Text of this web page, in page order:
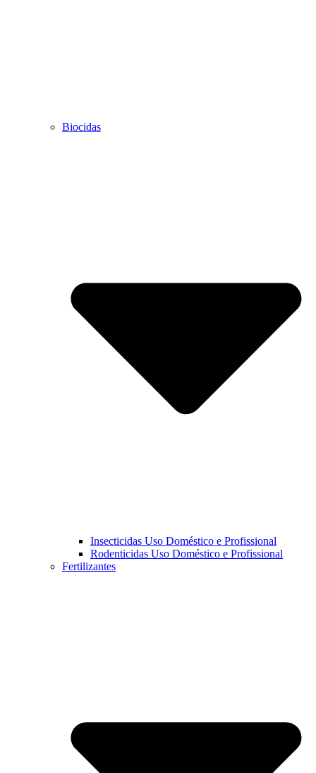
Biocidas
Insecticidas Uso Doméstico e Profissional
Rodenticidas Uso Doméstico e Profissional
Fertilizantes